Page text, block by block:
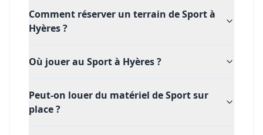
Comment réserver un terrain de Sport à
Hyères ?
Où jouer au Sport à Hyères ?
Peut-on louer du matériel de Sport sur
place ?